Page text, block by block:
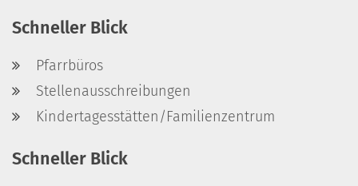
Schneller Blick
Pfarrbüros
Stellenausschreibungen
Kindertagesstätten/Familienzentrum
Schneller Blick